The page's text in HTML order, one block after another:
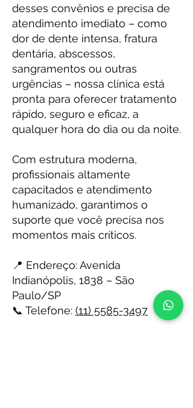
desses convênios e precisa de
atendimento imediato – como
dor de dente intensa, fratura
dentária, abscessos,
sangramentos ou outras
urgências – nossa clínica está
pronta para oferecer tratamento
rápido, seguro e eficaz, a
qualquer hora do dia ou da noite.
Com estrutura moderna,
profissionais altamente
capacitados e atendimento
humanizado, garantimos o
suporte que você precisa nos
momentos mais críticos.
📍 Endereço: Avenida
Indianópolis, 1838 – São
Paulo/SP
📞 Telefone: (11) 5585-3497